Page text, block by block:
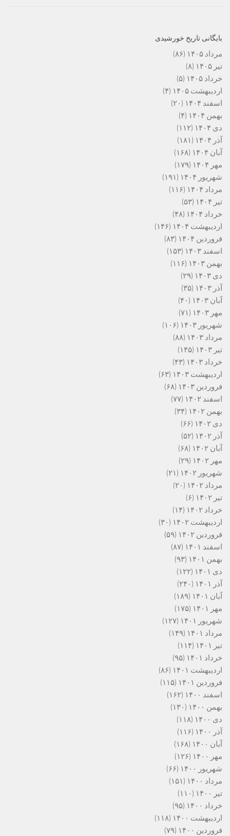
بایگانی تاریخ خورشیدی
مرداد ۱۴۰۵
(۸۶)
تیر ۱۴۰۵
(۸)
خرداد ۱۴۰۵
(۵)
اردیبهشت ۱۴۰۵
(۴)
اسفند ۱۴۰۴
(۲۰)
بهمن ۱۴۰۴
(۴)
دی ۱۴۰۴
(۱۱۲)
آذر ۱۴۰۴
(۱۸۱)
آبان ۱۴۰۴
(۱۶۸)
مهر ۱۴۰۴
(۱۷۹)
شهریور ۱۴۰۴
(۱۹۱)
مرداد ۱۴۰۴
(۱۱۶)
تیر ۱۴۰۴
(۵۳)
خرداد ۱۴۰۴
(۴۸)
اردیبهشت ۱۴۰۴
(۱۴۶)
فروردین ۱۴۰۴
(۸۳)
اسفند ۱۴۰۳
(۱۵۳)
بهمن ۱۴۰۳
(۱۱۶)
دی ۱۴۰۳
(۲۹)
آذر ۱۴۰۳
(۳۵)
آبان ۱۴۰۳
(۴۰)
مهر ۱۴۰۳
(۷۱)
شهریور ۱۴۰۳
(۱۰۶)
مرداد ۱۴۰۳
(۸۸)
تیر ۱۴۰۳
(۱۴۵)
خرداد ۱۴۰۳
(۴۳)
اردیبهشت ۱۴۰۳
(۶۳)
فروردین ۱۴۰۳
(۶۸)
اسفند ۱۴۰۲
(۷۷)
بهمن ۱۴۰۲
(۳۴)
دی ۱۴۰۲
(۶۶)
آذر ۱۴۰۲
(۵۲)
آبان ۱۴۰۲
(۶۸)
مهر ۱۴۰۲
(۲۹)
شهریور ۱۴۰۲
(۲۱)
مرداد ۱۴۰۲
(۲۰)
تیر ۱۴۰۲
(۶)
خرداد ۱۴۰۲
(۱۴)
اردیبهشت ۱۴۰۲
(۳۰)
فروردین ۱۴۰۲
(۵۹)
اسفند ۱۴۰۱
(۸۷)
بهمن ۱۴۰۱
(۹۳)
دی ۱۴۰۱
(۱۲۲)
آذر ۱۴۰۱
(۲۴۰)
آبان ۱۴۰۱
(۱۸۹)
مهر ۱۴۰۱
(۱۷۵)
شهریور ۱۴۰۱
(۱۲۷)
مرداد ۱۴۰۱
(۱۴۹)
تیر ۱۴۰۱
(۱۱۴)
خرداد ۱۴۰۱
(۹۵)
اردیبهشت ۱۴۰۱
(۸۶)
فروردین ۱۴۰۱
(۱۱۵)
اسفند ۱۴۰۰
(۱۶۲)
بهمن ۱۴۰۰
(۱۳۰)
دی ۱۴۰۰
(۱۱۸)
آذر ۱۴۰۰
(۱۱۶)
آبان ۱۴۰۰
(۱۶۸)
مهر ۱۴۰۰
(۱۲۶)
شهریور ۱۴۰۰
(۶۶)
مرداد ۱۴۰۰
(۱۵۱)
تیر ۱۴۰۰
(۱۱۰)
خرداد ۱۴۰۰
(۹۵)
اردیبهشت ۱۴۰۰
(۱۱۸)
فروردین ۱۴۰۰
(۷۹)